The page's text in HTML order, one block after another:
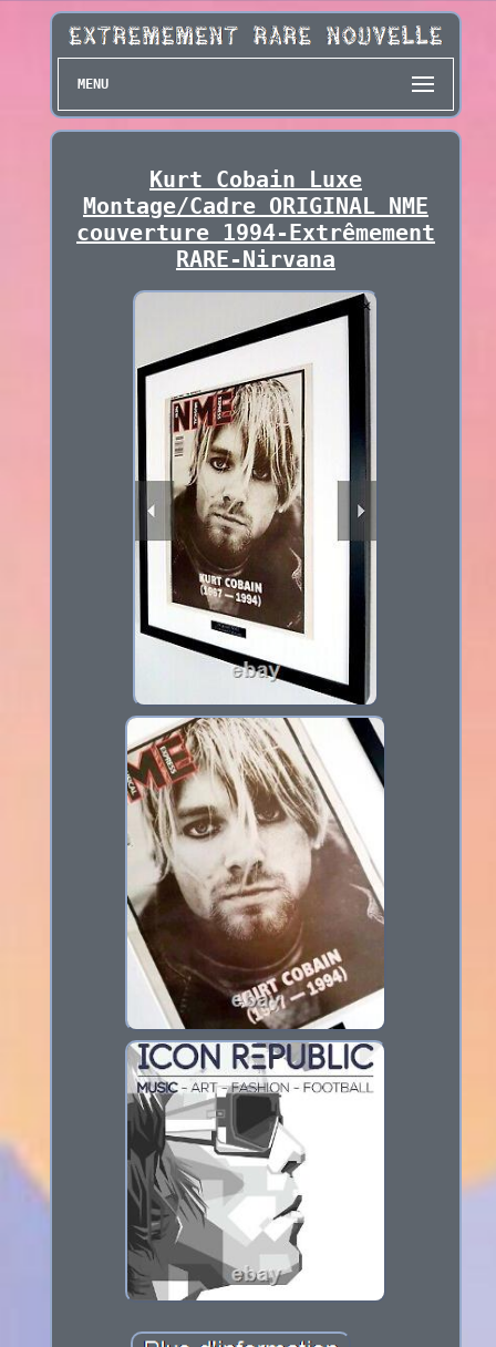
MENU
Kurt Cobain Luxe
Montage/Cadre ORIGINAL NME
couverture 1994-Extrêmement
RARE-Nirvana